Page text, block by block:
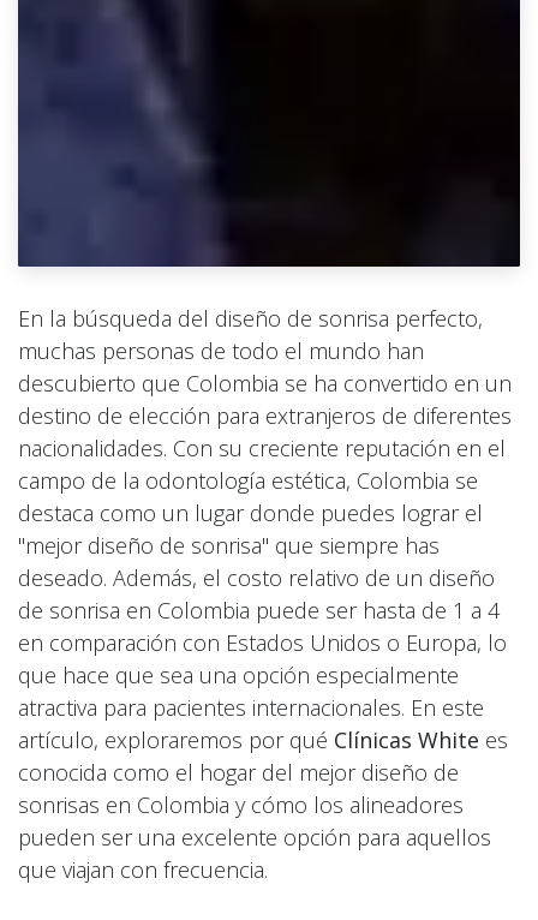
En la búsqueda del diseño de sonrisa perfecto,
muchas personas de todo el mundo han
descubierto que Colombia se ha convertido en un
destino de elección para extranjeros de diferentes
nacionalidades. Con su creciente reputación en el
campo de la odontología estética, Colombia se
destaca como un lugar donde puedes lograr el
"mejor diseño de sonrisa" que siempre has
deseado. Además, el costo relativo de un diseño
de sonrisa en Colombia puede ser hasta de 1 a 4
en comparación con Estados Unidos o Europa, lo
que hace que sea una opción especialmente
atractiva para pacientes internacionales. En este
artículo, exploraremos por qué Clínicas White es
conocida como el hogar del mejor diseño de
sonrisas en Colombia y cómo los alineadores
pueden ser una excelente opción para aquellos
que viajan con frecuencia.